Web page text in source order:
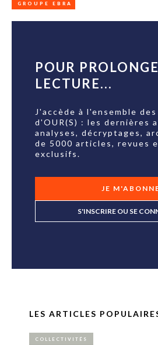
GROUPE EBRA
POUR
LECTURE...
J'accède à l'ensemble
d'OUR(S) : les dernières
analyses, décryptages,
de 5000 articles, revues
exclusifs.
JE
S'INSCRIRE OU SE
LES ARTICLES
COLLECTIVITÉS